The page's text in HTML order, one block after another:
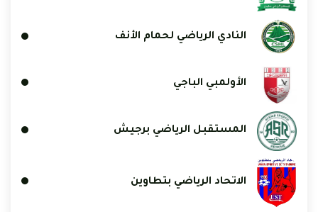
النادي الرياضي لحمام الأنف
الأولمبي الباجي
المستقبل الرياضي برجيش
الاتحاد الرياضي بتطاوين